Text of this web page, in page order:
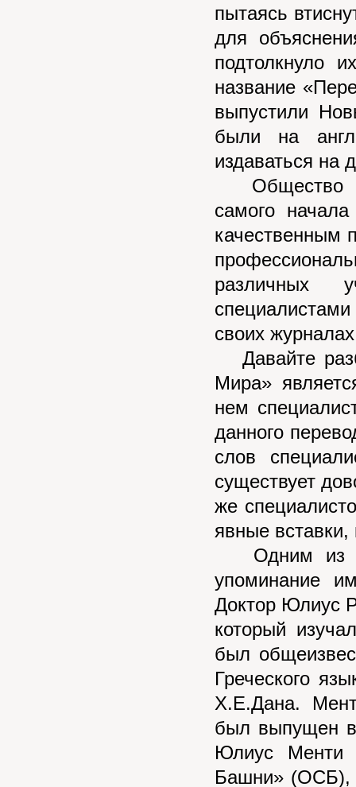
пытаясь
для
подтолкнуло
название
выпустили
были на
издаваться на
Общество
самого
качественным
различных
своих
Давайте
Мира»
нем
данного
слов
существует
же
явные вставки,
Одним из
упоминание
Доктор Юлиус
который
был
Греческого
Х.Е.Дана.
был выпущен в
Юлиус Менти
Башни» (ОСБ),